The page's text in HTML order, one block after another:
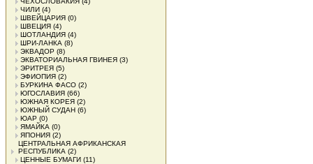
ЧИЛИ (4)
ШВЕЙЦАРИЯ (0)
ШВЕЦИЯ (4)
ШОТЛАНДИЯ (4)
ШРИ-ЛАНКА (8)
ЭКВАДОР (8)
ЭКВАТОРИАЛЬНАЯ ГВИНЕЯ (3)
ЭРИТРЕЯ (5)
ЭФИОПИЯ (2)
БУРКИНА ФАСО (2)
ЮГОСЛАВИЯ (66)
ЮЖНАЯ КОРЕЯ (2)
ЮЖНЫЙ СУДАН (6)
ЮАР (0)
ЯМАЙКА (0)
ЯПОНИЯ (2)
ЦЕНТРАЛЬНАЯ АФРИКАНСКАЯ
РЕСПУБЛИКА (2)
ЦЕННЫЕ БУМАГИ (11)